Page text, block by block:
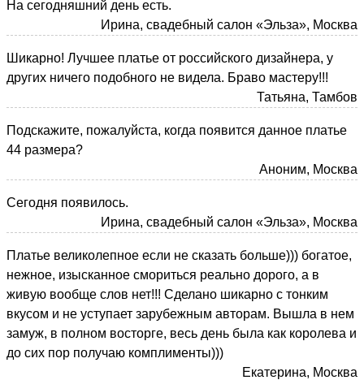
На сегодняшний день есть.
Ирина, свадебный салон «Эльза», Москва
Шикарно! Лучшее платье от российского дизайнера, у
других ничего подобного не видела. Браво мастеру!!!
Татьяна, Тамбов
Подскажите, пожалуйста, когда появится данное платье
44 размера?
Аноним, Москва
Сегодня появилось.
Ирина, свадебный салон «Эльза», Москва
Платье великолепное если не сказать больше))) богатое,
нежное, изысканное смориться реально дорого, а в
живую вообще слов нет!!! Сделано шикарно с тонким
вкусом и не уступает зарубежным авторам. Вышла в нем
замуж, в полном восторге, весь день была как королева и
до сих пор получаю комплименты)))
Екатерина, Москва